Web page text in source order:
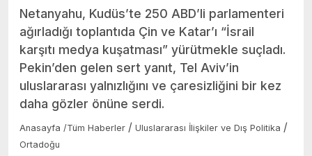
Netanyahu, Kudüs’te 250 ABD’li parlamenteri
ağırladığı toplantıda Çin ve Katar’ı “İsrail
karşıtı medya kuşatması” yürütmekle suçladı.
Pekin’den gelen sert yanıt, Tel Aviv’in
uluslararası yalnızlığını ve çaresizliğini bir kez
daha gözler önüne serdi.
Anasayfa /Tüm Haberler / Uluslararası İlişkiler ve Dış Politika /
Ortadoğu